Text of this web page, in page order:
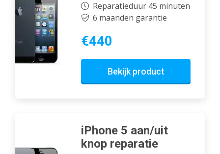
Reparatieduur 45 minuten
6 maanden garantie
€440
Bekijk product
iPhone 5 aan/uit
knop reparatie